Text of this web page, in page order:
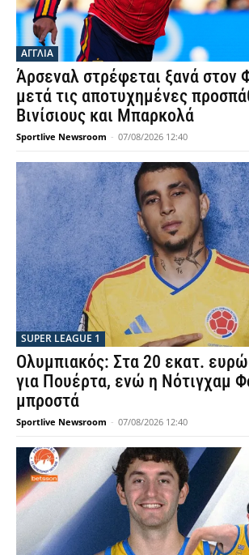
ΑΓΓΛΙΑ
Άρσεναλ στρέφεται ξανά στον
μετά τις αποτυχημένες
Βινίσιους και Μπαρκολά
Sportlive Newsroom - 07/08/2026 12:40
SUPER LEAGUE 1
Ολυμπιακός: Στα 20 εκατ.
για Πουέρτα, ενώ η Νότιγχαμ
μπροστά
Sportlive Newsroom - 07/08/2026 12:40